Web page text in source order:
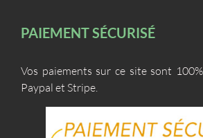
PAIEMENT SÉCURISÉ
Vos paiements sur ce site sont
Paypal et Stripe.